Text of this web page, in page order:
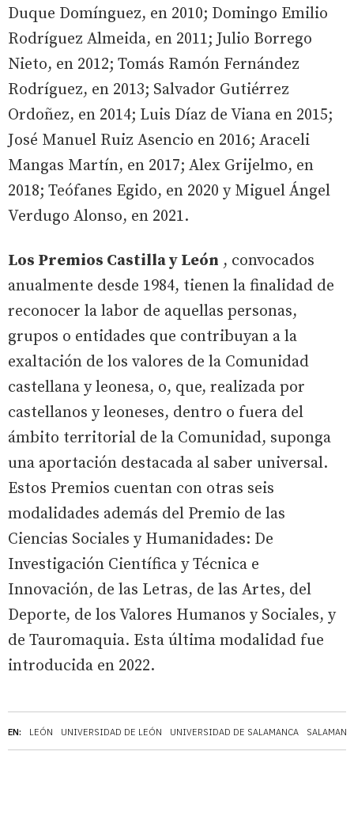
EN: LEÓN UNIVERSIDAD DE LEÓN UNIVERSIDAD DE SALAMANCA
Duque Domínguez, en 2010; Domingo Emilio
Rodríguez Almeida, en 2011; Julio Borrego
Nieto, en 2012; Tomás Ramón Fernández
Rodríguez, en 2013; Salvador Gutiérrez
Ordoñez, en 2014; Luis Díaz de Viana en 2015;
José Manuel Ruiz Asencio en 2016; Araceli
Mangas Martín, en 2017; Alex Grijelmo, en
2018; Teófanes Egido, en 2020 y Miguel Ángel
Verdugo Alonso, en 2021.
Los Premios Castilla y León , convocados
anualmente desde 1984, tienen la finalidad de
reconocer la labor de aquellas personas,
grupos o entidades que contribuyan a la
exaltación de los valores de la Comunidad
castellana y leonesa, o, que, realizada por
castellanos y leoneses, dentro o fuera del
ámbito territorial de la Comunidad, suponga
una aportación destacada al saber universal.
Estos Premios cuentan con otras seis
modalidades además del Premio de las
Ciencias Sociales y Humanidades: De
Investigación Científica y Técnica e
Innovación, de las Letras, de las Artes, del
Deporte, de los Valores Humanos y Sociales, y
de Tauromaquia. Esta última modalidad fue
introducida en 2022.